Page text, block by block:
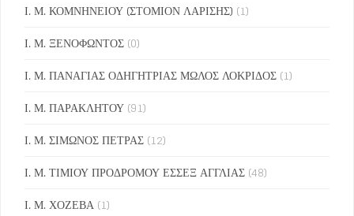
Ι. Μ. ΚΟΜΝΗΝΕΙΟΥ (ΣΤΟΜΙΟΝ ΛΑΡΙΣΗΣ) (1)
Ι. Μ. ΞΕΝΟΦΩΝΤΟΣ (0)
Ι. Μ. ΠΑΝΑΓΙΑΣ ΟΔΗΓΗΤΡΙΑΣ ΜΩΛΟΣ ΛΟΚΡΙΔΟΣ (1)
Ι. Μ. ΠΑΡΑΚΛΗΤΟΥ (91)
Ι. Μ. ΣΙΜΩΝΟΣ ΠΕΤΡΑΣ (12)
Ι. Μ. ΤΙΜΙΟΥ ΠΡΟΔΡΟΜΟΥ ΕΣΣΕΞ ΑΓΓΛΙΑΣ (48)
Ι. Μ. ΧΟΖΕΒΑ (1)